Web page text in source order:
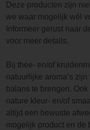
Deze producten zijn
we waar mogelijk wél
Informeer gerust naar
voor meer details.
Bij thee- en/of
natuurlijke aroma’s
balans te brengen.
nature kleur- en/of
altijd een bewuste
mogelijk product en de